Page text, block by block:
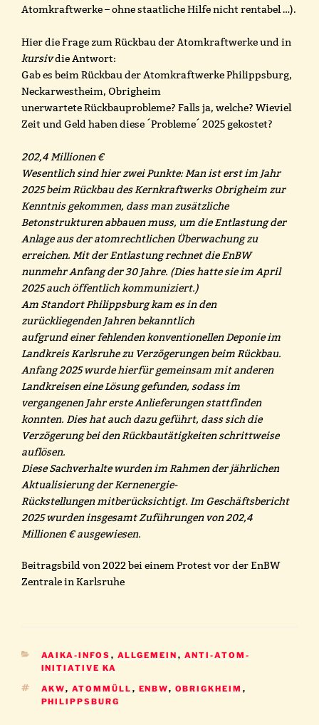
Atomkraftwerke – ohne staatliche Hilfe nicht rentabel …).
Hier die Frage zum Rückbau der Atomkraftwerke und in
kursivdie Antwort:
Gab es beim Rückbau der Atomkraftwerke Philippsburg,
Neckarwestheim, Obrigheim
unerwartete Rückbauprobleme? Falls ja, welche? Wieviel
Zeit und Geld haben diese ´Probleme´ 2025 gekostet?
202,4 Millionen €
Wesentlich sind hier zwei Punkte: Man ist erst im Jahr
2025 beim Rückbau des Kernkraftwerks Obrigheim zur
Kenntnis gekommen, dass man zusätzliche
Betonstrukturen abbauen muss, um die Entlastung der
Anlage aus der atomrechtlichen Überwachung zu
erreichen. Mit der Entlastung rechnet die EnBW
nunmehr Anfang der 30 Jahre. (Dies hatte sie im April
2025 auch öffentlich kommuniziert.)
Am Standort Philippsburg kam es in den
zurückliegenden Jahren bekanntlich
aufgrund einer fehlenden konventionellen Deponie im
Landkreis Karlsruhe zu Verzögerungen beim Rückbau.
Anfang 2025 wurde hierfür gemeinsam mit anderen
Landkreisen eine Lösung gefunden, sodass im
vergangenen Jahr erste Anlieferungen stattfinden
konnten. Dies hat auch dazu geführt, dass sich die
Verzögerung bei den Rückbautätigkeiten schrittweise
auflösen.
Diese Sachverhalte wurden im Rahmen der jährlichen
Aktualisierung der Kernenergie-
Rückstellungen mitberücksichtigt. Im Geschäftsbericht
2025 wurden insgesamt Zuführungen von 202,4
Millionen € ausgewiesen.
Beitragsbild von 2022 bei einem Protest vor der EnBW
Zentrale in Karlsruhe
KATEGORIEN
AAIKA-INFOS , ALLGEMEIN , ANTI-ATOM-
INITIATIVE KA
SCHLAGWÖRTER
AKW, ATOMMÜLL , ENBW, OBRIGKHEIM ,
PHILIPPSBURG